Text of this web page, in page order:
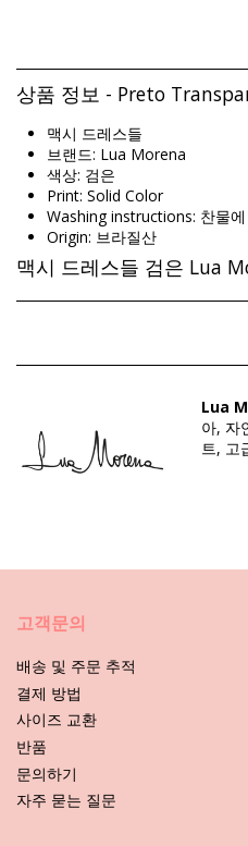
상품 정보 - Preto
맥시 드레스들
브랜드: Lua Morena
색상: 검은
Print: Solid Color
Washing instructions: 찬물
Origin: 브라질산
맥시 드레스들 검은 Lua
구분: 여성, 맥시 드레스들
패키지 포함 항목: 1 x 맥시
HS CODE: 611430
SKU: 1981128532
비치웨어는 어떻게 관리하세요?
시즌 동안 비키니 또는 수영복 뿐
1. 모래를 항상 잘 털어 내세요.
2. 비치웨어를 오랜 시간 축축한
Lua
아, 자
트, 고
고객문의
배송 및 주문 추적
결제 방법
사이즈 교환
반품
문의하기
자주 묻는 질문